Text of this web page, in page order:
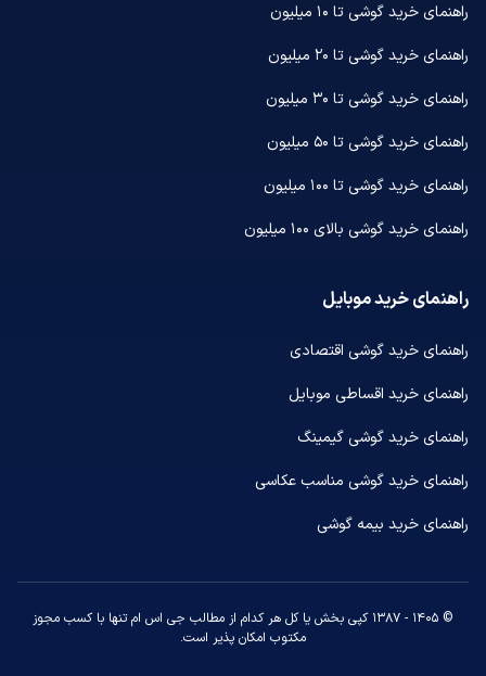
راهنمای خرید گوشی تا ۱۰ میلیون
راهنمای خرید گوشی تا ۲۰ میلیون
راهنمای خرید گوشی تا ۳۰ میلیون
راهنمای خرید گوشی تا ۵۰ میلیون
راهنمای خرید گوشی تا ۱۰۰ میلیون
راهنمای خرید گوشی بالای ۱۰۰ میلیون
راهنمای خرید موبایل
راهنمای خرید گوشی اقتصادی
راهنمای خرید اقساطی موبایل
راهنمای خرید گوشی گیمینگ
راهنمای خرید گوشی مناسب عکاسی
راهنمای خرید بیمه گوشی
© ۱۴۰۵ - ۱۳۸۷ کپی بخش یا کل هر کدام از مطالب جی اس ام تنها با کسب مجوز
مکتوب امکان پذیر است.